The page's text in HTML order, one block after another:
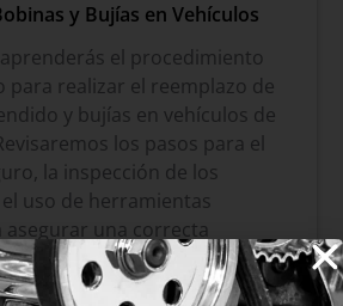
y Bujías en Vehículos
el procedimiento
para realizar el reemplazo de
y bujías en vehículos de
los pasos para el
la inspección de los
uso de herramientas
asegurar una correcta
fallas de encendido en el
tenemos la solución para